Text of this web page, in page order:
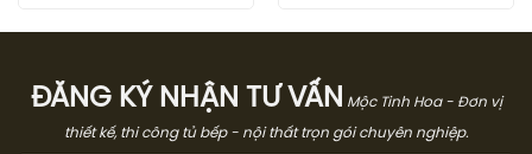
2.748.000₫.
ĐĂNG KÝ NHẬN TƯ VẤN Mộc Tinh Hoa - Đơn vị
thiết kế, thi công tủ bếp - nội thất trọn gói chuyên nghiệp.